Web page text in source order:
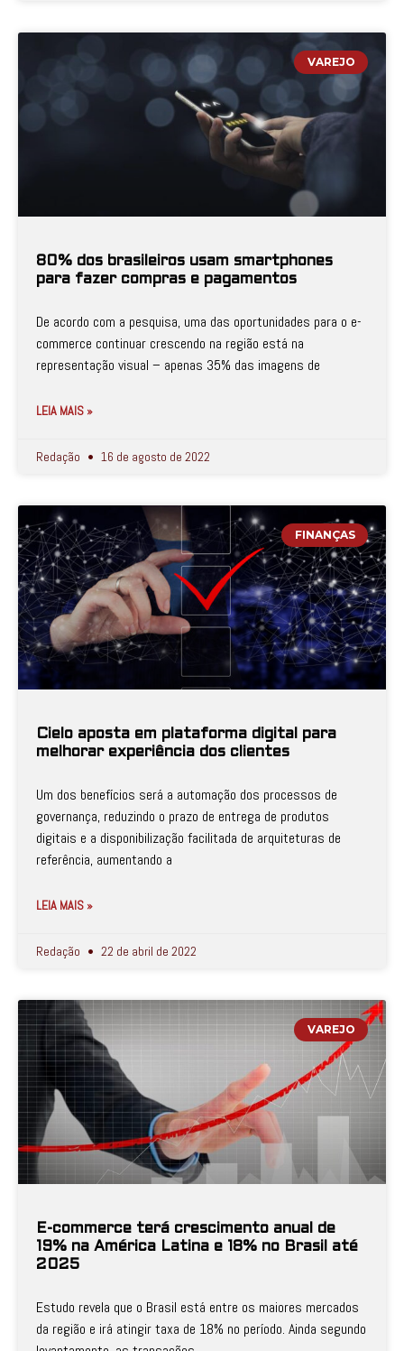
VAREJO
80% dos brasileiros usam smartphones
para fazer compras e pagamentos
De acordo com a pesquisa, uma das oportunidades para o e-
commerce continuar crescendo na região está na
representação visual – apenas 35% das imagens de
LEIA MAIS »
Redação 16 de agosto de 2022
FINANÇAS
Cielo aposta em plataforma digital para
melhorar experiência dos clientes
Um dos benefícios será a automação dos processos de
governança, reduzindo o prazo de entrega de produtos
digitais e a disponibilização facilitada de arquiteturas de
referência, aumentando a
LEIA MAIS »
Redação 22 de abril de 2022
VAREJO
E-commerce terá crescimento anual de
19% na América Latina e 18% no Brasil até
2025
Estudo revela que o Brasil está entre os maiores mercados
da região e irá atingir taxa de 18% no período. Ainda segundo